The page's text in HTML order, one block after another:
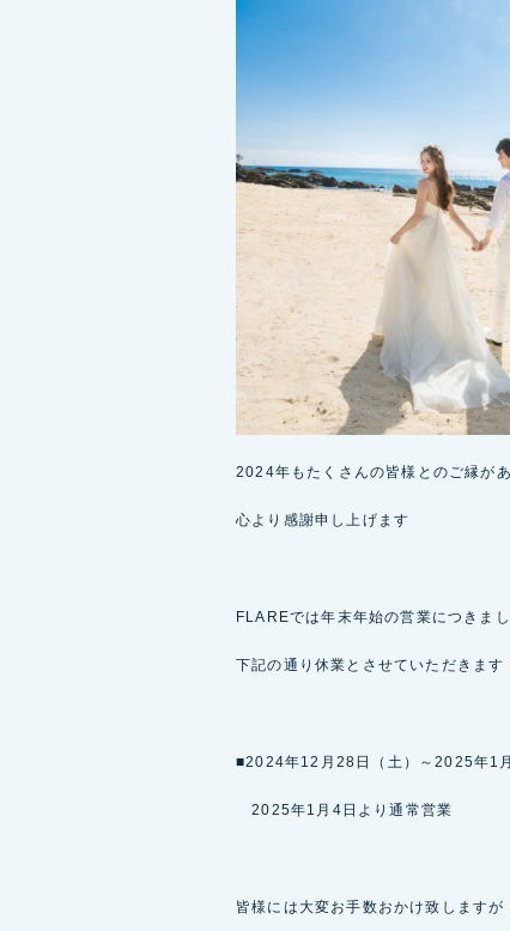
2024年もたくさんの皆様とのご縁が
心より感謝申し上げます
FLAREでは年末年始の営業につきま
下記の通り休業とさせていただきます
■2024年12月28日（土）～2025年1
2025年1月4日より通常営業
皆様には大変お手数おかけ致しますが